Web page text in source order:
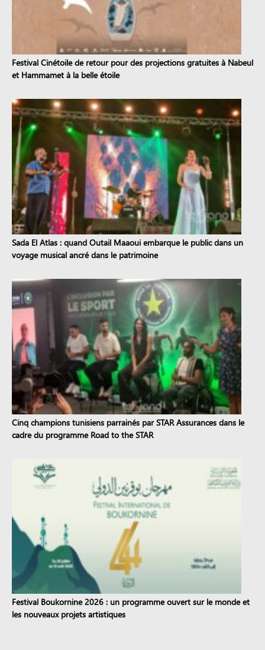
Festival Cinétoile de retour pour des projections gratuites à Nabeul
et Hammamet à la belle étoile
Sada El Atlas : quand Outail Maaoui embarque le public dans un
voyage musical ancré dans le patrimoine
Cinq champions tunisiens parrainés par STAR Assurances dans le
cadre du programme Road to the STAR
Festival Boukornine 2026 : un programme ouvert sur le monde et
les nouveaux projets artistiques